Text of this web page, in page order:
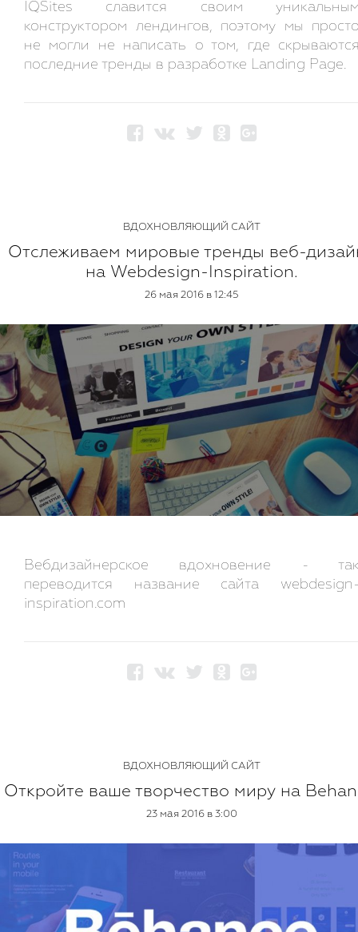
IQSites славится своим
конструктором лендингов, поэтому мы
не могли не написать о том, где
последние тренды в разработке Landing Page.
ВДОХНОВЛЯЮЩИЙ САЙТ
Отслеживаем мировые тренды веб-
на Webdesign-Inspiration.
26 мая 2016 в 12:45
Вебдизайнерское вдохновение -
переводится название сайта
inspiration.com
ВДОХНОВЛЯЮЩИЙ САЙТ
Откройте ваше творчество миру на
23 мая 2016 в 3:00